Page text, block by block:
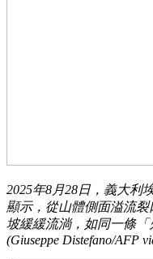
2025年8月28日，義大利
顯示，從山體側面溢流
坡緩緩流淌，如同一條「
(Giuseppe Distefano/AFP